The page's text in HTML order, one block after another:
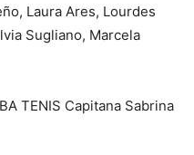
Laura Ares, Lourdes
Sugliano, Marcela
TENIS Capitana Sabrina